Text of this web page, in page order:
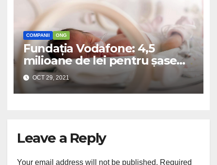
COMPANII ONG
Fundația Vodafone: 4,5
milioane de lei pentru șase
secții de neonatologie
OCT 29, 2021
Leave a Reply
Your email address will not be published. Required